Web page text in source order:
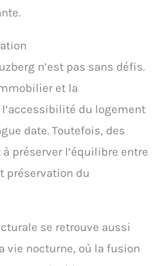
n’est pas sans défis.
et la
du logement
date. Toutefois, des
préserver l’équilibre entre
préservation du
se retrouve aussi
vie nocturne, où la fusion